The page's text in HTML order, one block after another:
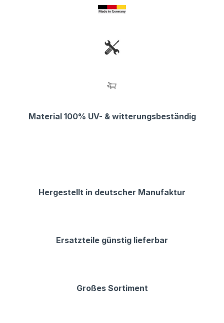
Material 100% UV- & witterungsbeständig
Hergestellt in deutscher Manufaktur
Ersatzteile günstig lieferbar
Großes Sortiment